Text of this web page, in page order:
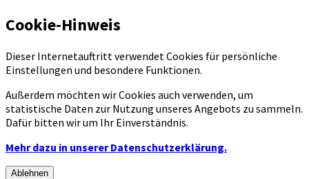
Cookie-Hinweis
Dieser Internetauftritt verwendet Cookies für persönliche
Einstellungen und besondere Funktionen.
Außerdem möchten wir Cookies auch verwenden, um
statistische Daten zur Nutzung unseres Angebots zu sammeln.
Dafür bitten wir um Ihr Einverständnis.
Mehr dazu in unserer Datenschutzerklärung.
Ablehnen